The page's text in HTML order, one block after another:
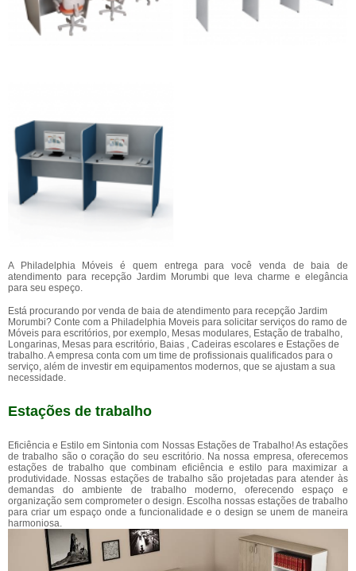
A Philadelphia Móveis é quem entrega para você venda de baia de
atendimento para recepção Jardim Morumbi que leva charme e elegância
para seu espeço.
Está procurando por venda de baia de atendimento para recepção Jardim
Morumbi? Conte com a Philadelphia Moveis para solicitar serviços do ramo de
Móveis para escritórios, por exemplo, Mesas modulares, Estação de trabalho,
Longarinas, Mesas para escritório, Baias , Cadeiras escolares e Estações de
trabalho. A empresa conta com um time de profissionais qualificados para o
serviço, além de investir em equipamentos modernos, que se ajustam a sua
necessidade.
Estações de trabalho
Eficiência e Estilo em Sintonia com Nossas Estações de Trabalho! As estações
de trabalho são o coração do seu escritório. Na nossa empresa, oferecemos
estações de trabalho que combinam eficiência e estilo para maximizar a
produtividade. Nossas estações de trabalho são projetadas para atender às
demandas do ambiente de trabalho moderno, oferecendo espaço e
organização sem comprometer o design. Escolha nossas estações de trabalho
para criar um espaço onde a funcionalidade e o design se unem de maneira
harmoniosa.